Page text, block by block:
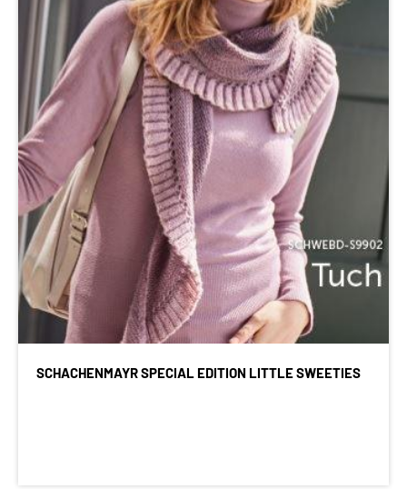
SCHACHENMAYR SPECIAL EDITION LITTLE SWEETIES